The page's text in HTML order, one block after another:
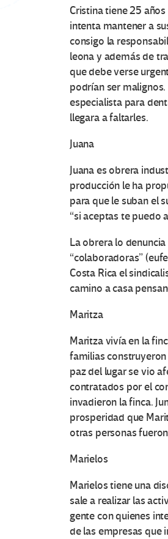
Cristina tiene 25
intenta mantener a
consigo la
leona y además de
que debe verse
podrían ser
especialista para
llegara a faltarles.
Juana
Juana es obrera
producción le ha
para que le suban el
“si aceptas te puedo
La obrera lo
“colaboradoras”
Costa Rica el
camino a casa
Maritza
Maritza vivía en la
familias construyeron
paz del lugar se vio
contratados por el
invadieron la finca.
prosperidad que
otras personas
Marielos
Marielos tiene una
sale a realizar las
gente con quienes
de las empresas que